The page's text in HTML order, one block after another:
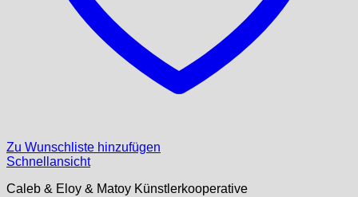
Zu Wunschliste hinzufügen
Schnellansicht
Caleb & Eloy & Matoy Künstlerkooperative